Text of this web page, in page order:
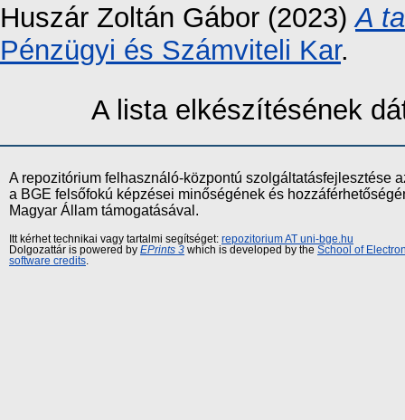
Huszár Zoltán Gábor (2023)A
Pénzügyi és Számviteli Kar.
A lista elkészítésének
A repozitórium felhasználó-központú szolgáltatásfejlesztése
a BGE felsőfokú képzései minőségének és
Magyar Állam támogatásával.
Itt kérhet technikai vagy tartalmi segítséget: repozitorium AT uni-bge.hu
Dolgozattár is powered by EPrints 3 which is developed by the School of
software credits